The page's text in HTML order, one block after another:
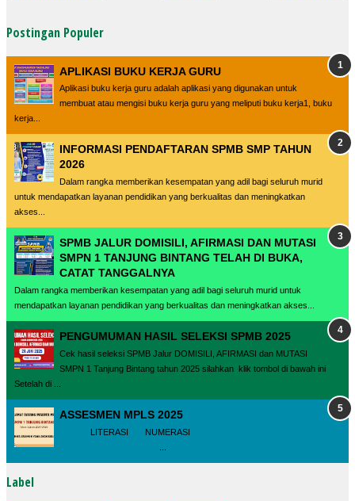
Postingan Populer
APLIKASI BUKU KERJA GURU
Aplikasi buku kerja guru adalah aplikasi yang digunakan untuk
membuat atau mengisi buku kerja guru yang meliputi buku kerja1, buku
kerja...
INFORMASI PENDAFTARAN SPMB SMP TAHUN
2026
Dalam rangka memberikan kesempatan yang adil bagi seluruh murid
untuk mendapatkan layanan pendidikan yang berkualitas dan meningkatkan
akses...
SPMB JALUR DOMISILI, AFIRMASI DAN MUTASI
SMPN 1 TANJUNG BINTANG TELAH DI BUKA,
CATAT TANGGALNYA
Dalam rangka memberikan kesempatan yang adil bagi seluruh murid untuk
mendapatkan layanan pendidikan yang berkualitas dan meningkatkan akses...
PENGUMUMAN HASIL SELEKSI SPMB 2025
Cek hasil seleksi SPMB Jalur DOMISILI, AFIRMASI dan MUTASI
SMPN 1 Tanjung Bintang tahun 2025 silahkan klik tombol di bawah ini
Setelah di ...
ASSESMEN MPLS 2025
LITERASI NUMERASI
Label